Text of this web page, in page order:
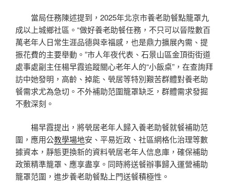
當局任務陳述提到，2025年北京市養老助餐點籠罩九
成以上城鄉社區。“做好養老助餐任務，不只可以晉陞數百
萬老年人日常生涯品德與幸福感，也是鼎力擴展內需、提
振花費的主要舉動。”市人年夜代表、石景山區金頂街街道
處事處副主任楊早霞追蹤關心老年人的“小飯桌”，在查詢拜
訪中她發明，高齡、掉能、煢居等特別艱苦群體對養老助
餐需求尤為急切。不外補助范圍籠罩缺乏，群體需求發掘
不敷深刻。
楊早霞提出，將煢居老年人歸入養老助餐就餐補助范
圍，應用公教學場地安、平易近政、社區網格化治理等數
據資本，靜態更換新的資料煢居老年人信息庫，確保補助
政策精準籠罩、應享盡享。同時將送餐辦事歸入運營補助
籠罩范圍，進步養老助餐點上門送餐積極性。